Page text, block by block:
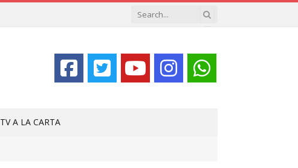
TV A LA CARTA